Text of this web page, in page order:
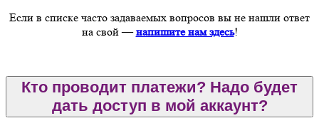
Если в списке часто задаваемых вопросов вы не нашли ответ
на свой —напишите нам здесь!
Кто проводит платежи? Надо будет
дать доступ в мой аккаунт?